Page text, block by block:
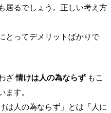
居るでしょう。正しい考え方
とってデメリットばかりで
ざ情けは人の為ならず もこ
す。
は人の為ならず」とは「人に